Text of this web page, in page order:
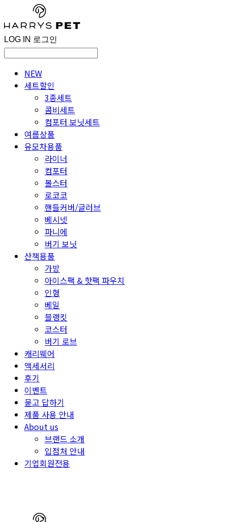
LOG IN 로그인
NEW
세트할인
3종세트
콤비세트
컴포터 보닛세트
여름상품
유모차용품
라이너
컴포터
볼스터
로코코
핸들커버/글러브
베시넷
파니에
버기 보닛
산책용품
가방
아이스팩 & 핫팩 파우치
인형
베일
블랭킷
코스터
버기 로브
캐리웨어
액세서리
후기
이벤트
묻고 답하기
제품 사용 안내
About us
브랜드 소개
입점처 안내
기업회원전용